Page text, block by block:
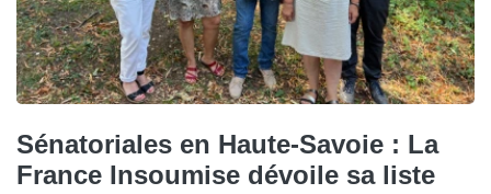
Sénatoriales en Haute-Savoie : La
France Insoumise dévoile sa liste